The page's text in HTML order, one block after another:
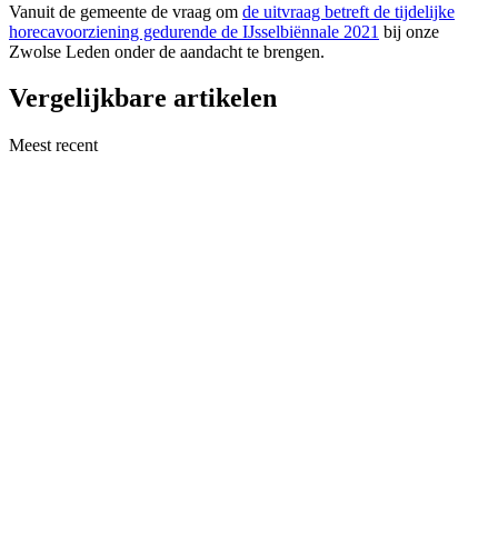
Vanuit de gemeente de vraag om de uitvraag betreft de tijdelijke
horecavoorziening gedurende de IJsselbiënnale 2021 bij onze
Zwolse Leden onder de aandacht te brengen.
Vergelijkbare artikelen
Meest recent